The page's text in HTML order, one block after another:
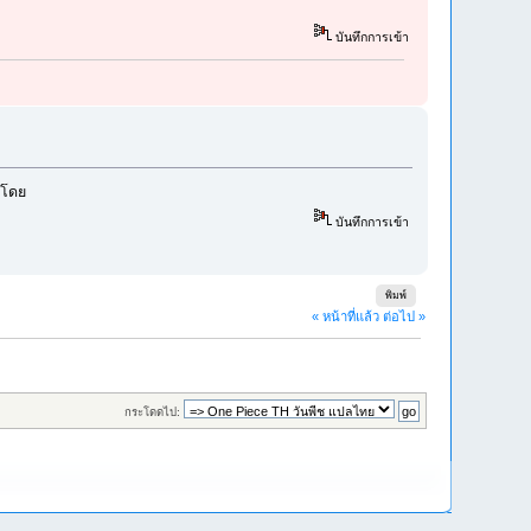
บันทึกการเข้า
ดย
บันทึกการเข้า
พิมพ์
« หน้าที่แล้ว ต่อไป »
กระโดดไป: